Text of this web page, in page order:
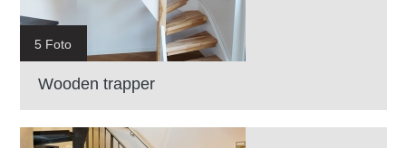
5 Foto
Wooden trapper